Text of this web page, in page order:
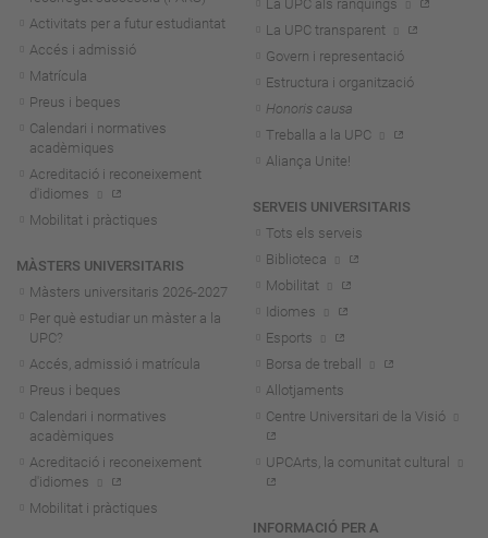
Activitats per a futur estudiantat
Accés i admissió
Matrícula
Preus i beques
Calendari i normatives
acadèmiques
Acreditació i reconeixement
d'idiomes
Mobilitat i pràctiques
MÀSTERS UNIVERSITARIS
Màsters universitaris 2026-2027
Per què estudiar un màster a la
UPC?
Accés, admissió i matrícula
Preus i beques
Calendari i normatives
acadèmiques
Acreditació i reconeixement
d'idiomes
Mobilitat i pràctiques
La UPC als rànquings
La UPC transparent
Govern i representació
Estructura i organització
Honoris causa
Treballa a la UPC
Aliança Unite!
SERVEIS UNIVERSITARIS
Tots els serveis
Biblioteca
Mobilitat
Idiomes
Esports
Borsa de treball
Allotjaments
Centre Universitari de la Visió
UPCArts, la comunitat cultural
INFORMACIÓ PER A